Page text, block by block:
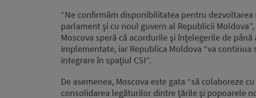
“Ne confirmăm disponibilitatea pentru
parlament şi cu noul guvern al Republicii
Moscova speră că acordurile şi înţelegerile de
implementate, iar Republica Moldova “va
integrare în spaţiul CSI”.
De asemenea, Moscova este gata “să colaboreze
consolidarea legăturilor dintre ţările şi popoarele